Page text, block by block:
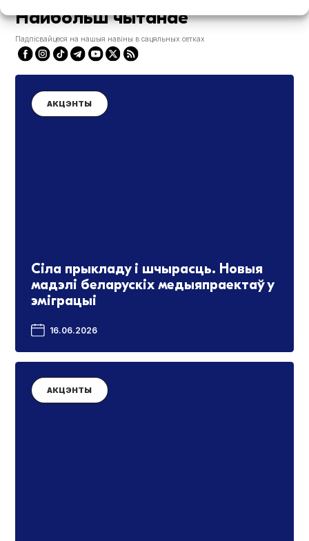
Найбольш чытанае
Падпісвайцеся на нашыя навіны в сацяльных сетках
АКЦЭНТЫ
Сіла прыкладу і шчырасць. Новыя
мадэлі беларускіх медыяпраектаў у
эміграцыі
16.06.2026
АКЦЭНТЫ